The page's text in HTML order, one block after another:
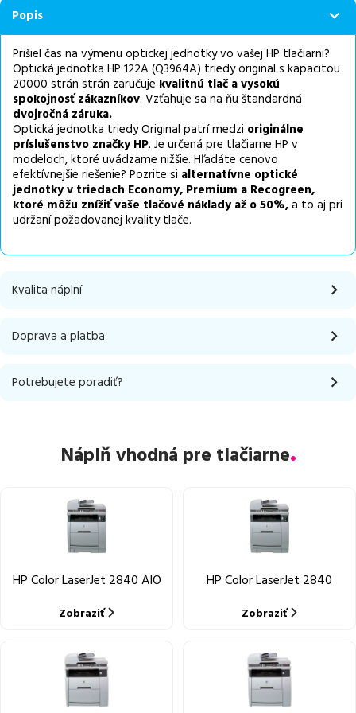
Popis
Prišiel čas na výmenu optickej jednotky vo vašej HP tlačiarni?
Optická jednotka HP 122A (Q3964A) triedy original s kapacitou
20000 strán strán zaručuje kvalitnú tlač a vysokú
spokojnosť zákazníkov. Vzťahuje sa na ňu štandardná
dvojročná záruka.
Optická jednotka triedy Original patrí medzi originálne
príslušenstvo značky HP. Je určená pre tlačiarne HP v
modeloch, ktoré uvádzame nižšie. Hľadáte cenovo
efektívnejšie riešenie? Pozrite si alternatívne optické
jednotky v triedach Economy, Premium a Recogreen,
ktoré môžu znížiť vaše tlačové náklady až o 50%,a to aj pri
udržaní požadovanej kvality tlače.
Kvalita náplní
Doprava a platba
Potrebujete poradiť?
Náplň vhodná pre tlačiarne
HP Color LaserJet 2840 AIO
Zobraziť
HP Color LaserJet 2840
Zobraziť